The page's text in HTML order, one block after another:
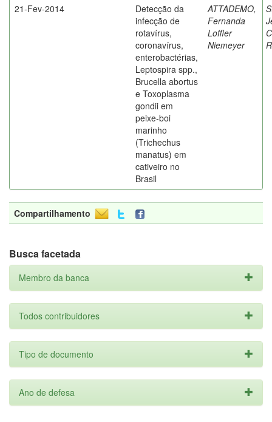
21-Fev-2014
Detecção da
infecção de
rotavírus,
coronavírus,
enterobactérias,
Leptospira spp.,
Brucella abortus
e Toxoplasma
gondii em
peixe-boi
marinho
(Trichechus
manatus) em
cativeiro no
Brasil
ATTADEMO,
Fernanda
Loffler
Niemeyer
Compartilhamento
Busca facetada
Membro da banca
Todos contribuidores
Tipo de documento
Ano de defesa